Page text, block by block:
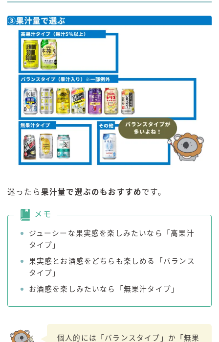
迷ったら果汁量で選ぶのもおすすめです。
メモ
ジューシーな果実感を楽しみたいなら「高果汁
タイプ」
果実感とお酒感をどちらも楽しめる「バランス
タイプ」
お酒感を楽しみたいなら「無果汁タイプ」
個人的には「バランスタイプ」か「無果